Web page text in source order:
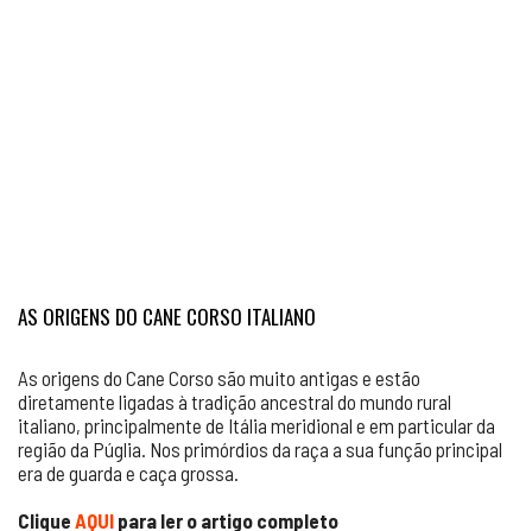
AS ORIGENS DO CANE CORSO ITALIANO
As origens do Cane Corso são muito antigas e estão
diretamente ligadas à tradição ancestral do mundo rural
italiano, principalmente de Itália meridional e em particular da
região da Púglia. Nos primórdios da raça a sua função principal
era de guarda e caça grossa.
Clique AQUI para ler o artigo completo